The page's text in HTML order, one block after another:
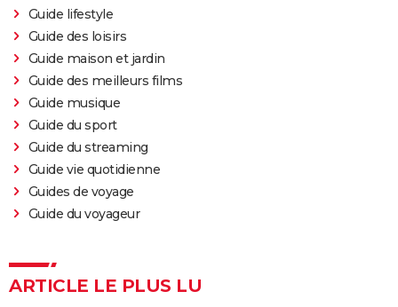
Guide lifestyle
Guide des loisirs
Guide maison et jardin
Guide des meilleurs films
Guide musique
Guide du sport
Guide du streaming
Guide vie quotidienne
Guides de voyage
Guide du voyageur
ARTICLE LE PLUS LU